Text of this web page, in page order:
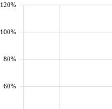
60%
80%
100%
120%